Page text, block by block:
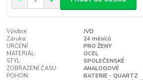
Výrobce:
JVD
Záruka:
24 měsíců
URČENÍ:
PRO ŽENY
MATERIÁL:
OCEL
STYL:
SPOLEČENSKÉ
ZOBRAZENÍ ČASU:
ANALOGOVÉ
POHON:
BATERIE - QUARTZ